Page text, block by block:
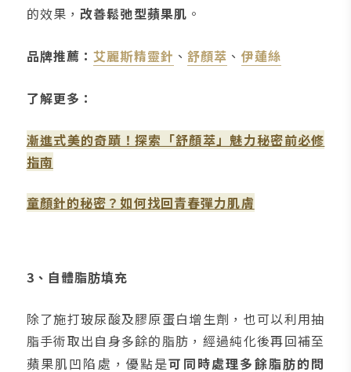
的效果， 改善鬆弛型蘋果肌 。
品牌推薦：艾麗斯精靈針 、舒顏萃 、 伊蓮絲
了解更多：
漸進式美的奇蹟！探索「舒顏萃」魅力秘密前必修
指南
童顏針的秘密？如何找回青春彈力肌膚
3、自體脂肪填充
除了施打玻尿酸及膠原蛋白增生劑，也可以利用抽
脂手術取出自身多餘的脂肪，經過純化後再回補至
蘋果肌凹陷處，優點是可同時處理多餘脂肪的問